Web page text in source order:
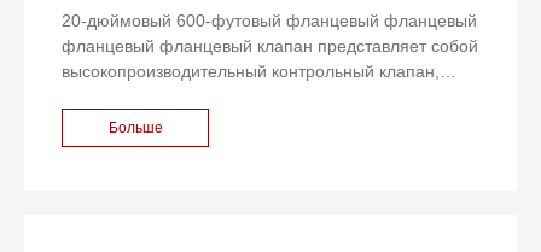
20-дюймовый 600-футовый фланцевый фланцевый
фланцевый фланцевый клапан представляет собой
высокопроизводительный контрольный клапан,
применений с высоким потоком. Этот клапан
изготовлен из высококачественной углеродистой
Больше